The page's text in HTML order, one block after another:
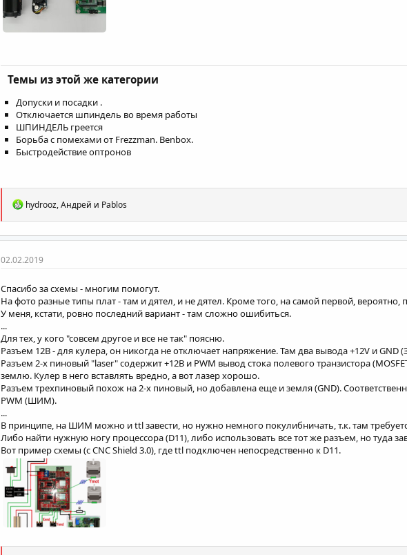
Темы из этой же категории
Допуски и посадки .
Отключается шпиндель во время работы
ШПИНДЕЛЬ греется
Борьба с помехами от Frezzman. Benbox.
Быстродействие оптронов
Р
а
к
и
hydrooz,Андрей и Pablos
02.02.2019
Спасибо за схемы - многим помогут.
На фото разные типы плат - там и дятел, и не дятел. Кроме того, на самой первой,
У меня, кстати, ровно последний вариант - там сложно ошибиться.
...
Для тех, у кого "совсем другое и все не так" поясню.
Разъем 12В - для кулера, он никогда не отключает напряжение. Там два вывода +12V и GND
Разъем 2-х пиновый "laser" содержит +12В и PWM вывод стока полевого транзистора
землю. Кулер в него вставлять вредно, а вот лазер хорошо.
Разъем трехпиновый похож на 2-х пиновый, но добавлена еще и земля (GND).
PWM (ШИМ).
...
В принципе, на ШИМ можно и ttl завести, но нужно немного покулибничать, т.к. там
Либо найти нужную ногу процессора (D11), либо использовать все тот же разъем, но туда
Вот пример схемы (с CNC Shield 3.0), где ttl подключен непосредственно к D11.